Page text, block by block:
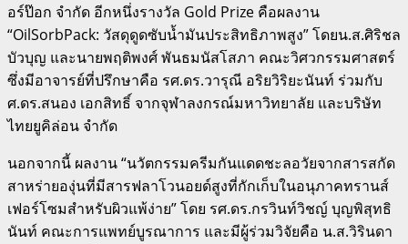
อร์ป๊อก จำกัด อีกหนึ่งรางวัล Gold Prize คือผลงาน
“OilSorbPack: วัสดุดูดซับน้ำมันประสิทธิภาพสูง” โดยน.ส.ศิริชล
บัวบุญ และนายพฤติพงศ์ พันธมนัสโสภา คณะวิศวกรรมศาสตร์
ซึ่งมีอาจารย์ที่ปรึกษาคือ รศ.ดร.วารุณี อริยวิริยะนันท์ ร่วมกับ
ศ.ดร.สนอง เอกสิทธิ์ จากจุฬาลงกรณ์มหาวิทยาลัย และบริษัท
ไทยยูคิล่อน จำกัด
นอกจากนี้ ผลงาน “นวัตกรรมครีมกันแดดชะลอวัยจากสารสกัด
สาหร่ายองุ่นที่มีสารฟลาโวนอยด์สูงที่กักเก็บในอนุภาคทรานส์
เฟอร์โซมสำหรับผิวแพ้ง่าย” โดย รศ.ดร.กรวินท์วิชญ์ บุญพิสุทธิ
นันท์ คณะการแพทย์บูรณาการ และมีผู้ร่วมวิจัยคือ น.ส.วิรินดา